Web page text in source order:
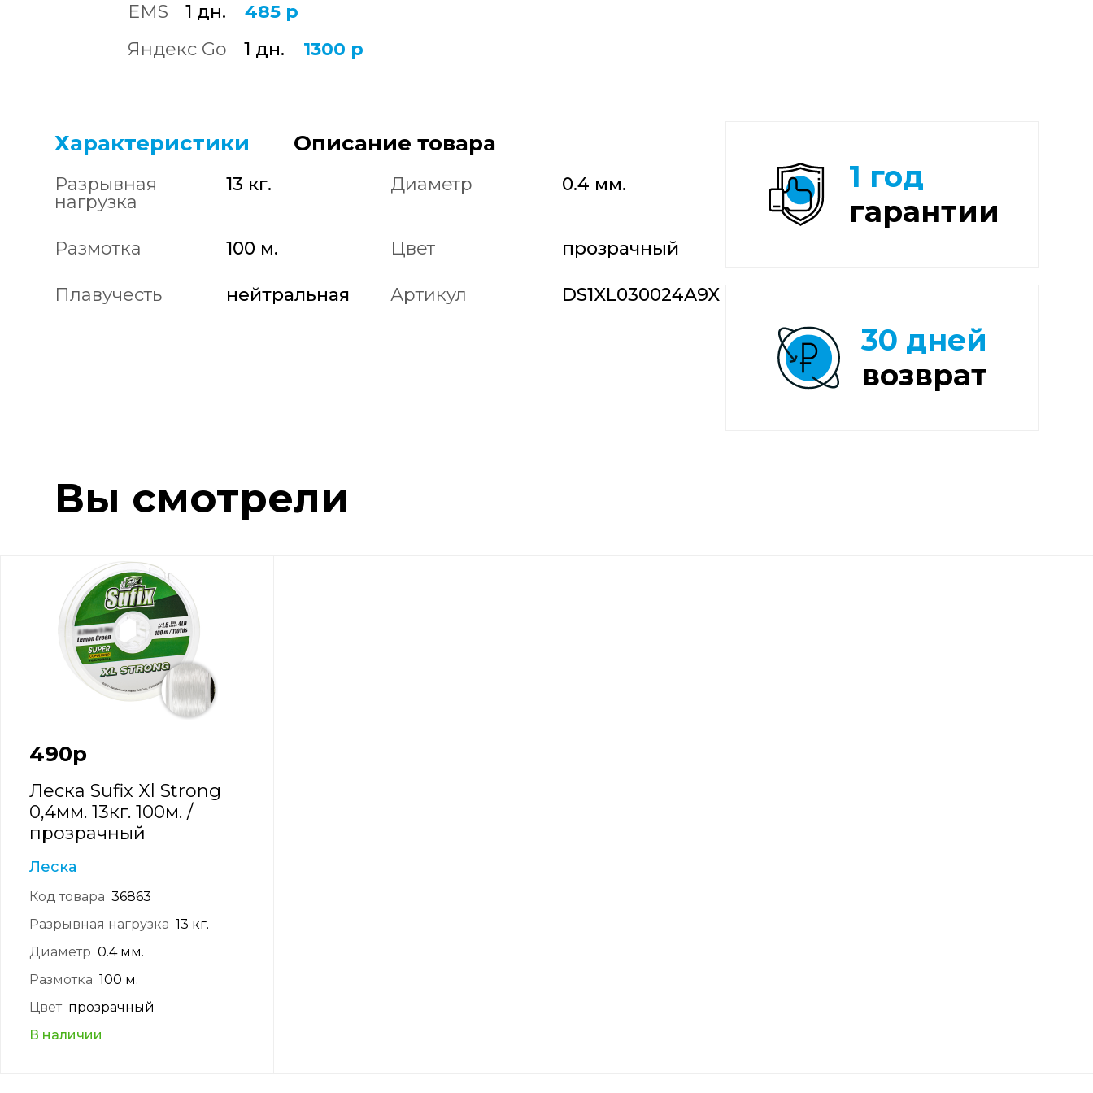
EMS
1 дн.
485 р
Яндекс Go
1 дн. 1300 р
Характеристики Описание товара
Разрывная
нагрузка
13 кг. Диаметр 0.4 мм.
Размотка 100 м. Цвет прозрачный
Плавучесть нейтральная Артикул DS1XL030024A9X
1 год
гарантии
30 дней
возврат
Вы смотрели
490р
Леска Sufix Xl Strong
0,4мм. 13кг. 100м. /
прозрачный
Леска
Код товара 36863
Разрывная нагрузка 13 кг.
Диаметр 0.4 мм.
Размотка 100 м.
Цвет прозрачный
В наличии